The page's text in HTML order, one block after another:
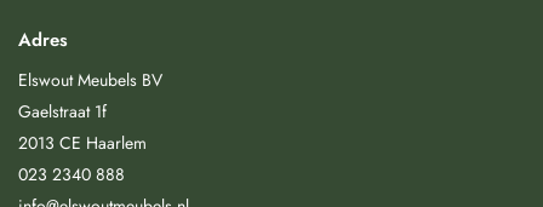
Adres
Elswout Meubels BV
Gaelstraat 1f
2013 CE Haarlem
023 2340 888